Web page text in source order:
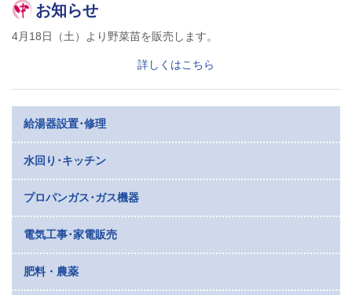
お知らせ
4月18日（土）より野菜苗を販売します。
詳しくはこちら
給湯器設置･修理
水回り･キッチン
プロパンガス･ガス機器
電気工事･家電販売
肥料・農薬